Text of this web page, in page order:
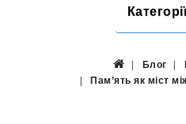
Блог
Пам’ять як міст